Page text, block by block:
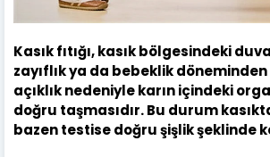
Kasık fıtığı, kasık bölgesindeki
zayıflık ya da bebeklik
açıklık nedeniyle karın içindeki
doğru taşmasıdır. Bu durum
bazen testise doğru şişlik şeklinde